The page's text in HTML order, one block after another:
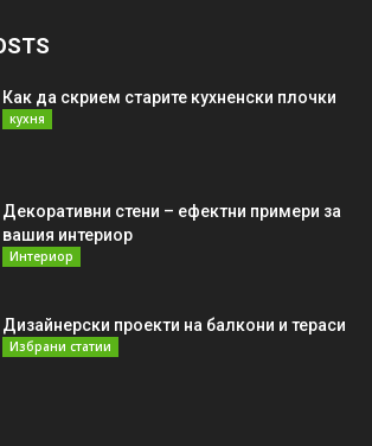
Как да скрием старите кухненски плочки
кухня
Декоративни стени – ефектни примери за
вашия интериор
Интериор
Дизайнерски проекти на балкони и тераси
Избрани статии